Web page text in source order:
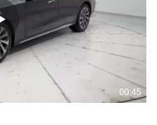
00:45